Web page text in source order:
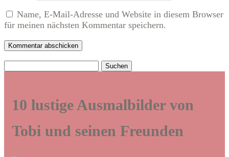
Name, E-Mail-Adresse und Website in diesem Browser
für meinen nächsten Kommentar speichern.
Kommentar abschicken
10 lustige Ausmalbilder von
Tobi und seinen Freunden